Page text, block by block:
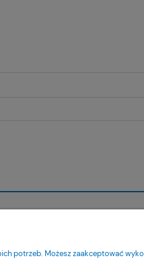
potrzeb. Możesz zaakceptować